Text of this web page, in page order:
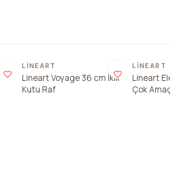
LINEART
Lineart Voyage 36 cm İkili
Kutu Raf
LINEART
Lineart
Çok